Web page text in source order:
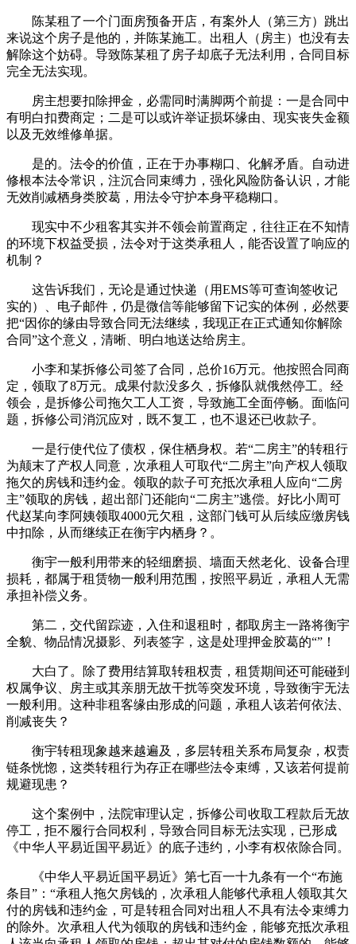
陈某租了一个门面房预备开店，有案外人（第三方）跳出
来说这个房子是他的，并陈某施工。出租人（房主）也没有去
解除这个妨碍。导致陈某租了房子却底子无法利用，合同目标
完全无法实现。
房主想要扣除押金，必需同时满脚两个前提：一是合同中
有明白扣费商定；二是可以或许举证损坏缘由、现实丧失金额
以及无效维修单据。
是的。法令的价值，正在于办事糊口、化解矛盾。自动进
修根本法令常识，注沉合同束缚力，强化风险防备认识，才能
无效削减栖身类胶葛，用法令守护本身平稳糊口。
现实中不少租客其实并不领会前置商定，往往正在不知情
的环境下权益受损，法令对于这类承租人，能否设置了响应的
机制？
这告诉我们，无论是通过快递（用EMS等可查询签收记
实的）、电子邮件，仍是微信等能够留下记实的体例，必然要
把“因你的缘由导致合同无法继续，我现正在正式通知你解除
合同”这个意义，清晰、明白地送达给房主。
小李和某拆修公司签了合同，总价16万元。他按照合同商
定，领取了8万元。成果付款没多久，拆修队就俄然停工。经
领会，是拆修公司拖欠工人工资，导致施工全面停畅。面临问
题，拆修公司消沉应对，既不复工，也不退还已收款子。
一是行使代位了债权，保住栖身权。若“二房主”的转租行
为颠末了产权人同意，次承租人可取代“二房主”向产权人领取
拖欠的房钱和违约金。领取的款子可充抵次承租人应向“二房
主”领取的房钱，超出部门还能向“二房主”逃偿。好比小周可
代赵某向李阿姨领取4000元欠租，这部门钱可从后续应缴房钱
中扣除，从而继续正在衡宇内栖身？。
衡宇一般利用带来的轻细磨损、墙面天然老化、设备合理
损耗，都属于租赁物一般利用范围，按照平易近，承租人无需
承担补偿义务。
第二，交代留踪迹，入住和退租时，都取房主一路将衡宇
全貌、物品情况摄影、列表签字，这是处理押金胶葛的“”！
大白了。除了费用结算取转租权责，租赁期间还可能碰到
权属争议、房主或其亲朋无故干扰等突发环境，导致衡宇无法
一般利用。这种非租客缘由形成的问题，承租人该若何依法、
削减丧失？
衡宇转租现象越来越遍及，多层转租关系布局复杂，权责
链条恍惚，这类转租行为存正在哪些法令束缚，又该若何提前
规避现患？
这个案例中，法院审理认定，拆修公司收取工程款后无故
停工，拒不履行合同权利，导致合同目标无法实现，已形成
《中华人平易近国平易近》的底子违约，小李有权依除合同。
《中华人平易近国平易近》第七百一十九条有一个“布施
条目”：“承租人拖欠房钱的，次承租人能够代承租人领取其欠
付的房钱和违约金，可是转租合同对出租人不具有法令束缚力
的除外。次承租人代为领取的房钱和违约金，能够充抵次承租